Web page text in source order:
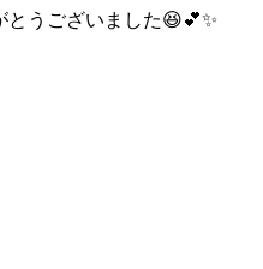
とうございました😆💕✨